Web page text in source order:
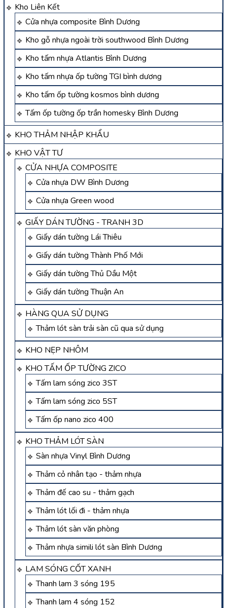
Kho Liên Kết
Cửa nhựa composite Bình Dương
Kho gỗ nhựa ngoài trời southwood Bình Dương
Kho tấm nhựa Atlantis Bình Dương
Kho tấm nhựa ốp tường TGI bình dương
Kho tấm ốp tường kosmos bình dương
Tấm ốp tường ốp trần homesky Bình Dương
KHO THẢM NHẬP KHẨU
KHO VẬT TƯ
CỬA NHỰA COMPOSITE
Cửa nhựa DW Bình Dương
Cửa nhựa Green wood
GIẤY DÁN TƯỜNG - TRANH 3D
Giấy dán tường Lái Thiêu
Giấy dán tường Thành Phố Mới
Giấy dán tường Thủ Dầu Một
Giấy dán tường Thuận An
HÀNG QUA SỬ DỤNG
Thảm lót sàn trải sàn cũ qua sử dụng
KHO NẸP NHÔM
KHO TẤM ỐP TƯỜNG ZICO
Tấm lam sóng zico 3ST
Tấm lam sóng zico 5ST
Tấm ốp nano zico 400
KHO THẢM LÓT SÀN
Sàn nhựa Vinyl Bình Dương
Thảm cỏ nhân tạo - thảm nhựa
Thảm đế cao su - thảm gạch
Thảm lót lối đi - thảm nhựa
Thảm lót sàn văn phòng
Thảm nhựa simili lót sàn Bình Dương
LAM SÓNG CỐT XANH
Thanh lam 3 sóng 195
Thanh lam 4 sóng 152